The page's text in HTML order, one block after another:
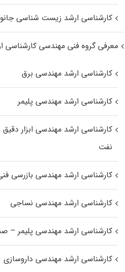
کارشناسی ارشد زیست‌ شناسی
معرفی گروه فنی مهندسی کارشناسی
کارشناسی ارشد مهندسی برق
کارشناسی ارشد مهندسی پلیمر
کارشناسی ارشد مهندسی ابزار
نفت
کارشناسی ارشد مهندسی بازرسی
کارشناسی ارشد مهندسی نساجی
کارشناسی ارشد مهندسی پلیمر –
کارشناسی ارشد مهندسی داروسازی